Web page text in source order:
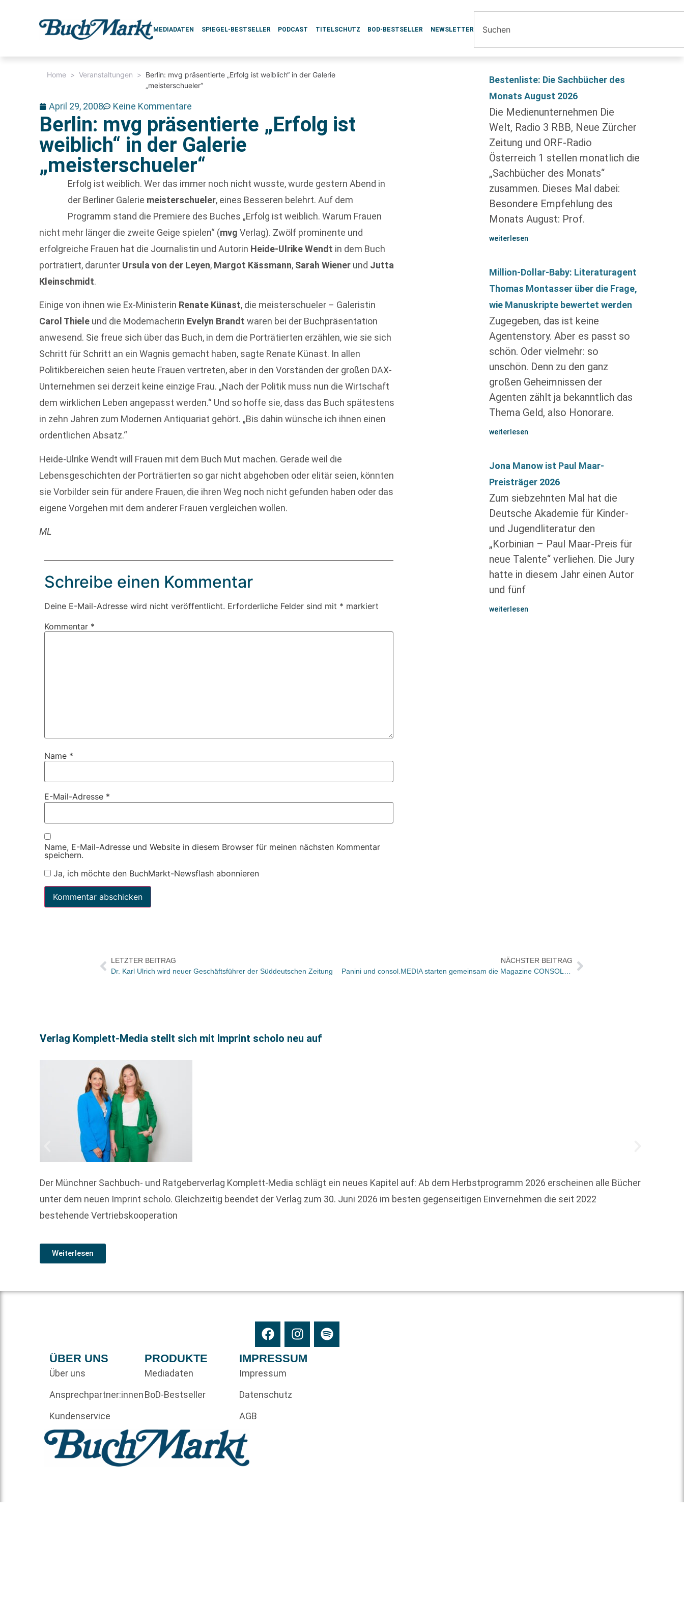
MEDIADATEN SPIEGEL-BESTSELLER PODCAST TITELSCHUTZ BOD-BESTSELLER NEWSLETTER
Home > Veranstaltungen > Berlin: mvg präsentierte „Erfolg ist weiblich“ in der Galerie
„meisterschueler“
April 29, 2008 Keine Kommentare
Berlin: mvg präsentierte „Erfolg ist
weiblich“ in der Galerie
„meisterschueler“
Erfolg ist weiblich. Wer das immer noch nicht wusste, wurde gestern Abend in
der Berliner Galerie meisterschueler, eines Besseren belehrt. Auf dem
Programm stand die Premiere des Buches „Erfolg ist weiblich. Warum Frauen
nicht mehr länger die zweite Geige spielen“ (mvg Verlag). Zwölf prominente und
erfolgreiche Frauen hat die Journalistin und Autorin Heide-Ulrike Wendt in dem Buch
porträtiert, darunter Ursula von der Leyen, Margot Kässmann, Sarah Wiener und Jutta
Kleinschmidt.
Einige von ihnen wie Ex-Ministerin Renate Künast, die meisterschueler – Galeristin
Carol Thiele und die Modemacherin Evelyn Brandt waren bei der Buchpräsentation
anwesend. Sie freue sich über das Buch, in dem die Porträtierten erzählen, wie sie sich
Schritt für Schritt an ein Wagnis gemacht haben, sagte Renate Künast. In allen
Politikbereichen seien heute Frauen vertreten, aber in den Vorständen der großen DAX-
Unternehmen sei derzeit keine einzige Frau. „Nach der Politik muss nun die Wirtschaft
dem wirklichen Leben angepasst werden.“ Und so hoffe sie, dass das Buch spätestens
in zehn Jahren zum Modernen Antiquariat gehört. „Bis dahin wünsche ich ihnen einen
ordentlichen Absatz.“
Heide-Ulrike Wendt will Frauen mit dem Buch Mut machen. Gerade weil die
Lebensgeschichten der Porträtierten so gar nicht abgehoben oder elitär seien, könnten
sie Vorbilder sein für andere Frauen, die ihren Weg noch nicht gefunden haben oder das
eigene Vorgehen mit dem anderer Frauen vergleichen wollen.
ML
Schreibe einen Kommentar
Deine E-Mail-Adresse wird nicht veröffentlicht. Erforderliche Felder sind mit * markiert
Kommentar *
Name *
E-Mail-Adresse *
Name, E-Mail-Adresse und Website in diesem Browser für meinen nächsten Kommentar
speichern.
Ja, ich möchte den BuchMarkt-Newsflash abonnieren
Bestenliste: Die Sachbücher des
Monats August 2026
Die Medienunternehmen Die
Welt, Radio 3 RBB, Neue Zürcher
Zeitung und ORF-Radio
Österreich 1 stellen monatlich die
„Sachbücher des Monats“
zusammen. Dieses Mal dabei:
Besondere Empfehlung des
Monats August: Prof.
weiterlesen
Million-Dollar-Baby: Literaturagent
Thomas Montasser über die Frage,
wie Manuskripte bewertet werden
Zugegeben, das ist keine
Agentenstory. Aber es passt so
schön. Oder vielmehr: so
unschön. Denn zu den ganz
großen Geheimnissen der
Agenten zählt ja bekanntlich das
Thema Geld, also Honorare.
weiterlesen
Jona Manow ist Paul Maar-
Preisträger 2026
Zum siebzehnten Mal hat die
Deutsche Akademie für Kinder-
und Jugendliteratur den
„Korbinian – Paul Maar-Preis für
neue Talente“ verliehen. Die Jury
hatte in diesem Jahr einen Autor
und fünf
weiterlesen
LETZTER BEITRAG
Dr. Karl Ulrich wird neuer Geschäftsführer der Süddeutschen Zeitung
NÄCHSTER BEITRAG
Panini und consol.MEDIA starten gemeinsam die Magazine CONSOL+ und GAMERS+
Verlag Komplett-Media stellt sich mit Imprint scholo neu auf
Der Münchner Sachbuch- und Ratgeberverlag Komplett-Media schlägt ein neues Kapitel auf: Ab dem Herbstprogramm 2026 erscheinen alle Bücher
unter dem neuen Imprint scholo. Gleichzeitig beendet der Verlag zum 30. Juni 2026 im besten gegenseitigen Einvernehmen die seit 2022
bestehende Vertriebskooperation
Weiterlesen
ÜBER UNS
Über uns
Ansprechpartner:innen
Kundenservice
PRODUKTE
Mediadaten
BoD-Bestseller
IMPRESSUM
Impressum
Datenschutz
AGB